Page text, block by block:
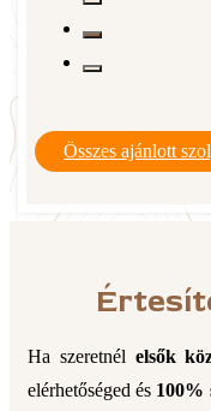
Összes ajánlott
Ha szeretnél elsők
elérhetőséged és 100%